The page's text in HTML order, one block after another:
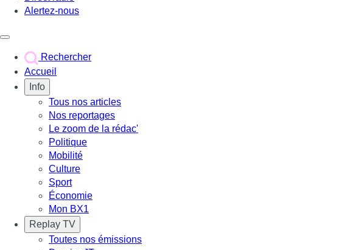
Alertez-nous
Rechercher
Accueil
Info
Tous nos articles
Nos reportages
Le zoom de la rédac'
Politique
Mobilité
Culture
Sport
Économie
Mon BX1
Replay TV
Toutes nos émissions